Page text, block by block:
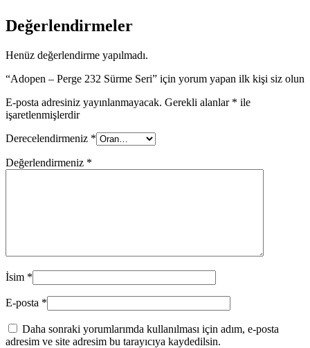
Değerlendirmeler
Henüz değerlendirme yapılmadı.
“Adopen – Perge 232 Sürme Seri” için yorum yapan ilk kişi siz olun
E-posta adresiniz yayınlanmayacak. Gerekli alanlar * ile
işaretlenmişlerdir
Derecelendirmeniz *
Değerlendirmeniz *
İsim *
E-posta *
Daha sonraki yorumlarımda kullanılması için adım, e-posta
adresim ve site adresim bu tarayıcıya kaydedilsin.